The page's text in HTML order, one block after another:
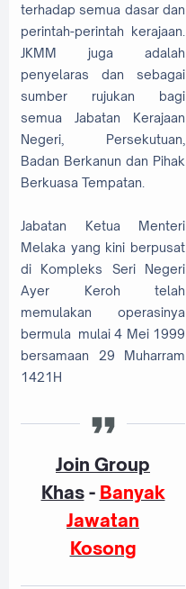
terhadap semua dasar dan
perintah-perintah kerajaan.
JKMM juga adalah
penyelaras dan sebagai
sumber rujukan bagi
semua Jabatan Kerajaan
Negeri, Persekutuan,
Badan Berkanun dan Pihak
Berkuasa Tempatan.
Jabatan Ketua Menteri
Melaka yang kini berpusat
di Kompleks Seri Negeri
Ayer Keroh telah
memulakan operasinya
bermula mulai 4 Mei 1999
bersamaan 29 Muharram
1421H
Join Group
Khas- Banyak
Jawatan
Kosong